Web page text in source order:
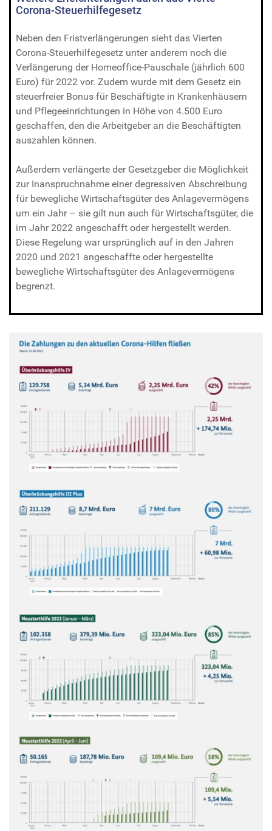
Corona-Steuerhilfegesetz
Neben den Fristverlängerungen sieht das Vierten
Corona-Steuerhilfegesetz unter anderem noch die
Verlängerung der Homeoffice-Pauschale (jährlich 600
Euro) für 2022 vor. Zudem wurde mit dem Gesetz ein
steuerfreier Bonus für Beschäftigte in Krankenhäusern
und Pflegeeinrichtungen in Höhe von 4.500 Euro
geschaffen, den die Arbeitgeber an die Beschäftigten
auszahlen können.
Außerdem verlängerte der Gesetzgeber die Möglichkeit
zur Inanspruchnahme einer degressiven Abschreibung
für bewegliche Wirtschaftsgüter des Anlagevermögens
um ein Jahr – sie gilt nun auch für Wirtschaftsgüter, die
im Jahr 2022 angeschafft oder hergestellt werden.
Diese Regelung war ursprünglich auf in den Jahren
2020 und 2021 angeschaffte oder hergestellte
bewegliche Wirtschaftsgüter des Anlagevermögens
begrenzt.